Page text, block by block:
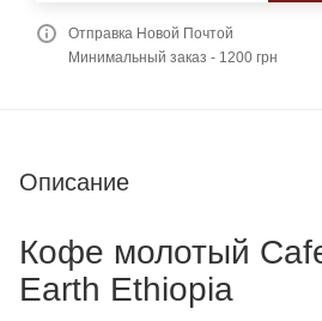
Отправка Новой Почтой
Минимальный заказ - 1200 грн
Описание
Кофе молотый
Earth Ethiopia